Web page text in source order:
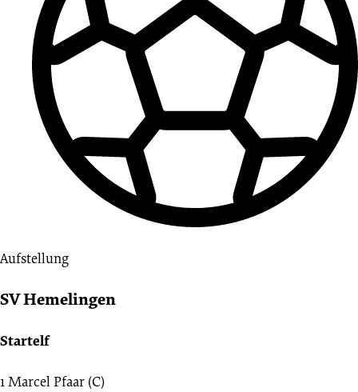
Pokal)
Aufstellung
SV Hemelingen
Startelf
1Marcel Pfaar (C)